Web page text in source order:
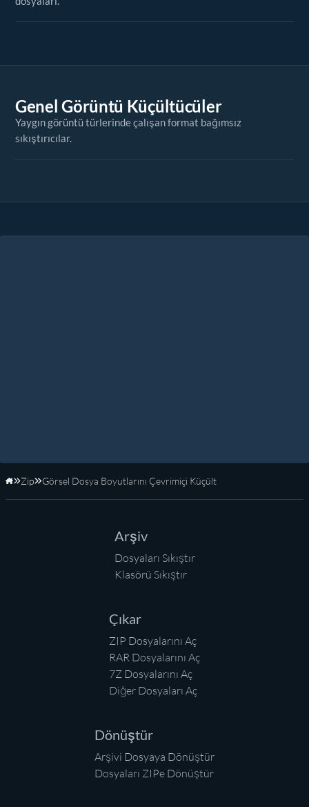
Genel Görüntü Küçültücüler
Yaygın görüntü türlerinde çalışan format bağımsız
sıkıştırıcılar.
Anasayfa
Zip Görsel Dosya Boyutlarını Çevrimiçi Küçült
Arşiv
Dosyaları Sıkıştır
Klasörü Sıkıştır
Çıkar
ZIP Dosyalarını Aç
RAR Dosyalarını Aç
7Z Dosyalarını Aç
Diğer Dosyaları Aç
Dönüştür
Arşivi Dosyaya Dönüştür
Dosyaları ZIPe Dönüştür